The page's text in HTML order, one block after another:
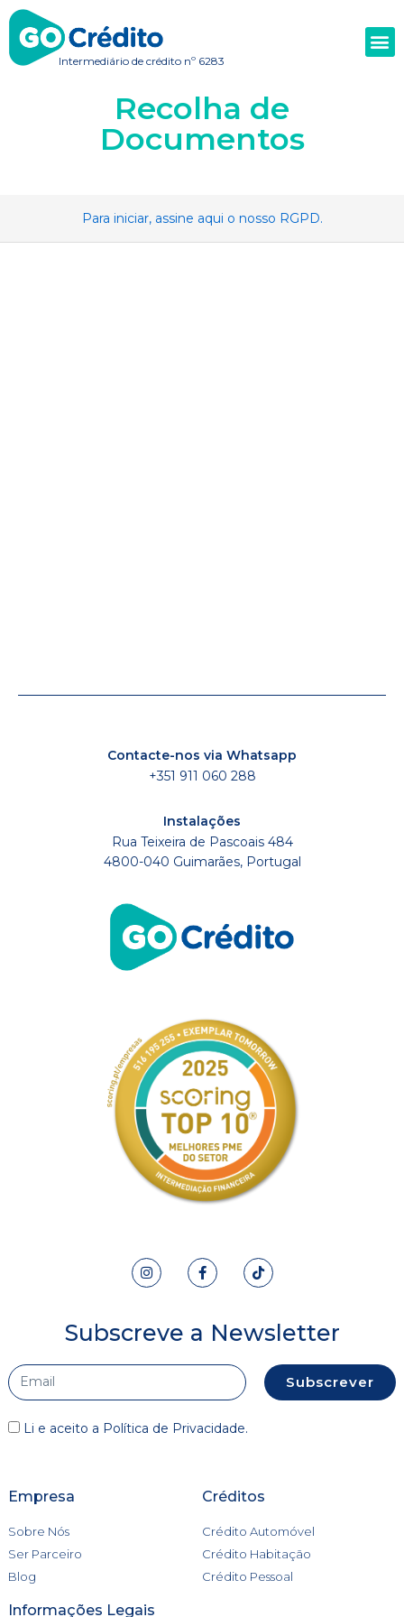
Intermediário de crédito nº 6283
Recolha de
Documentos
Para iniciar, assine aqui o nosso RGPD.
Contacte-nos via Whatsapp
+351 911 060 288
Instalações
Rua Teixeira de Pascoais 484
4800-040 Guimarães, Portugal
Subscreve a Newsletter
Li e aceito a Política de Privacidade.
Subscrever
Empresa
Sobre Nós
Ser Parceiro
Blog
Créditos
Crédito Automóvel
Crédito Habitação
Crédito Pessoal
Informações Legais